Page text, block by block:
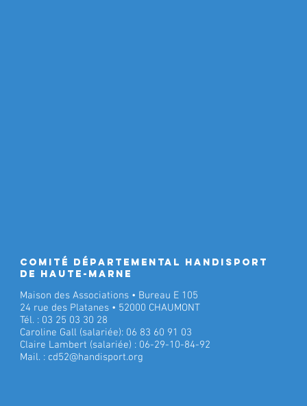
Comité Départemental Handisport
de Haute-Marne
Maison des Associations • Bureau E 105
24 rue des Platanes • 52000 CHAUMONT
Tél. : 03 25 03 30 28
Caroline Gall (salariée): 06 83 60 91 03
Claire Lambert (salariée) : 06-29-10-84-92
Mail. : cd52@handisport.org